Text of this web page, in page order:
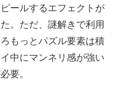
ールするエフェクトが
。ただ、謎解きで利用
もっとパズル要素は積
中にマンネリ感が強い
要。